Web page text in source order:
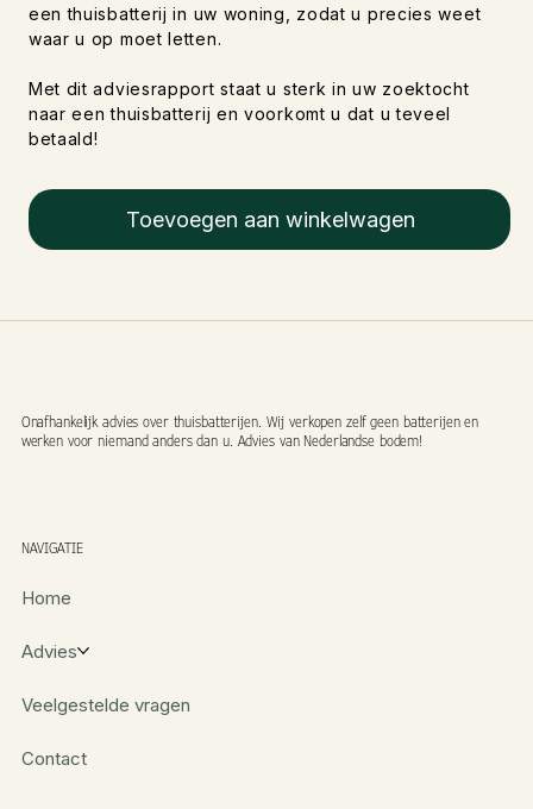
een thuisbatterij in uw woning, zodat u precies weet
waar u op moet letten.
Met dit adviesrapport staat u sterk in uw zoektocht
naar een thuisbatterij en voorkomt u dat u teveel
betaald!
Toevoegen aan winkelwagen
NAVIGATIE
Onafhankelijk advies over thuisbatterijen. Wij verkopen zelf geen batterijen en
werken voor niemand anders dan u. Advies van Nederlandse bodem!
Home
Advies
Veelgestelde vragen
Contact